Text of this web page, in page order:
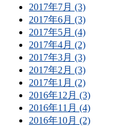
2017年7月 (3)
2017年6月 (3)
2017年5月 (4)
2017年4月 (2)
2017年3月 (3)
2017年2月 (3)
2017年1月 (2)
2016年12月 (3)
2016年11月 (4)
2016年10月 (2)